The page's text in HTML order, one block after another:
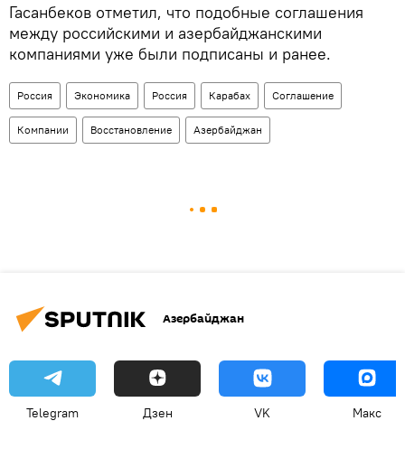
Гасанбеков отметил, что подобные соглашения
между российскими и азербайджанскими
компаниями уже были подписаны и ранее.
Россия Экономика Россия Карабах Соглашение
Компании Восстановление Азербайджан
Азербайджан
Telegram Дзен VK Макс